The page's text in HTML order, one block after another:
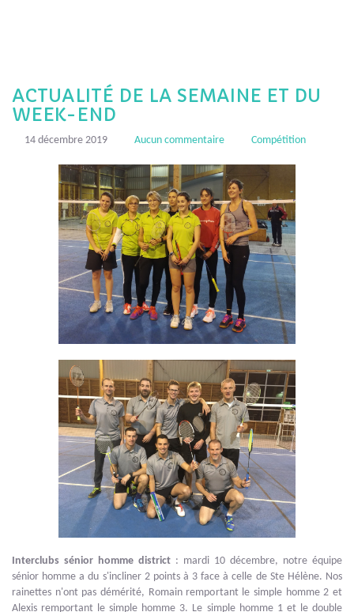
ACTUALITÉ DE LA SEMAINE ET DU
WEEK-END
14 décembre 2019 Aucun commentaire Compétition
Interclubs sénior homme district : mardi 10 décembre, notre équipe
sénior homme a du s'incliner 2 points à 3 face à celle de Ste Hélène. Nos
rainettes n'ont pas démérité, Romain remportant le simple homme 2 et
Alexis remportant le simple homme 3. Le simple homme 1 et le double